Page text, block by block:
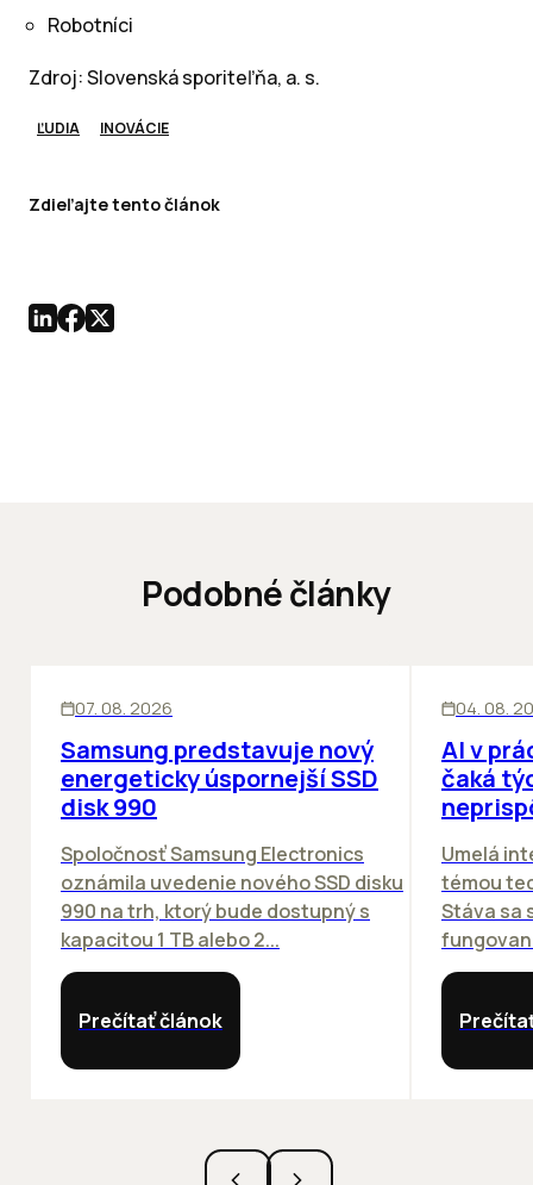
Robotníci
Zdroj: Slovenská sporiteľňa, a. s.
ĽUDIA INOVÁCIE
Zdieľajte tento článok
Podobné články
07. 08. 2026
Samsung predstavuje nový
energeticky úspornejší SSD
disk 990
Spoločnosť Samsung Electronics
oznámila uvedenie nového SSD disku
990 na trh, ktorý bude dostupný s
kapacitou 1 TB alebo 2...
Prečítať článok
04. 08.
AI v
čaká
Umelá
témou
Stáva sa